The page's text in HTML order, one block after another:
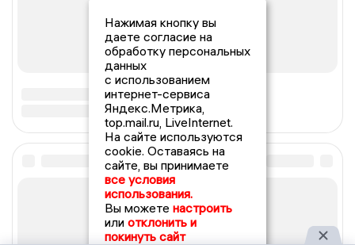
Нажимая кнопку вы
даете согласие на
обработку персональных
данных
с использованием
интернет-сервиса
Яндекс.Метрика,
top.mail.ru, LiveInternet.
На сайте используются
cookie. Оставаясь на
сайте, вы принимаете
все условия
использования.
Вы можете настроить
или отклонить и
покинуть сайт